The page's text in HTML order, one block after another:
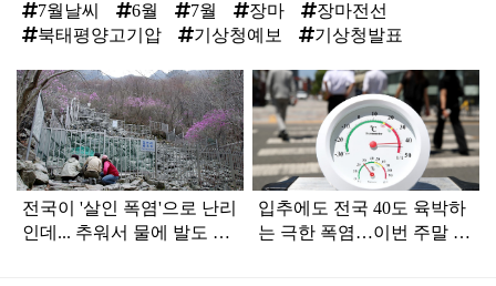
7월날씨
6월 7월 장마
장마전선
북태평양고기압
기상청예보 기상청발표
탑
라
인
전국이 '살인 폭염'으로 난리
인데... 추워서 물에 발도 못
입추에도 전국 40도 육박하
는 극한 폭염…이번 주말 날